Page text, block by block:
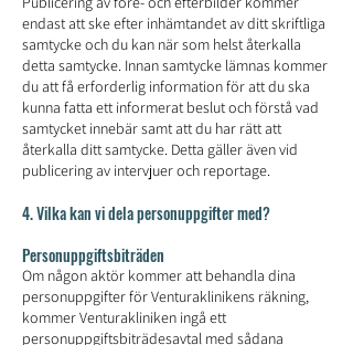
endast att ske efter inhämtandet av ditt skriftliga
samtycke och du kan när som helst återkalla
detta samtycke. Innan samtycke lämnas kommer
du att få erforderlig information för att du ska
kunna fatta ett informerat beslut och förstå vad
samtycket innebär samt att du har rätt att
återkalla ditt samtycke. Detta gäller även vid
publicering av intervjuer och reportage.
4. Vilka kan vi dela personuppgifter med?
Personuppgiftsbiträden
Om någon aktör kommer att behandla dina
personuppgifter för Venturaklinikens räkning,
kommer Venturakliniken ingå ett
personuppgiftsbiträdesavtal med sådana